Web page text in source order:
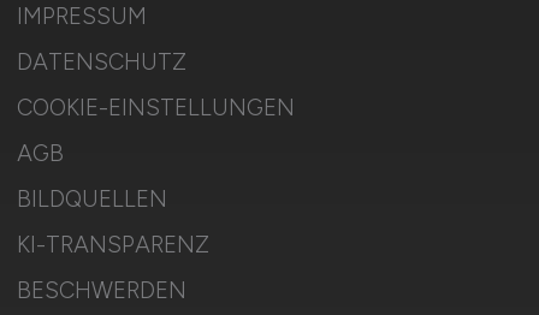
IMPRESSUM
DATENSCHUTZ
COOKIE-EINSTELLUNGEN
AGB
BILDQUELLEN
KI-TRANSPARENZ
BESCHWERDEN